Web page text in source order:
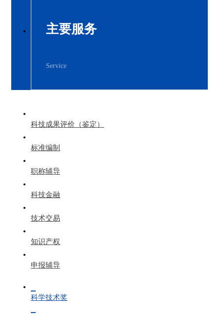
主要服务
Service
科技成果评价（鉴定）
标准编制
职称辅导
科技金融
技术交易
知识产权
申报辅导
科学技术奖